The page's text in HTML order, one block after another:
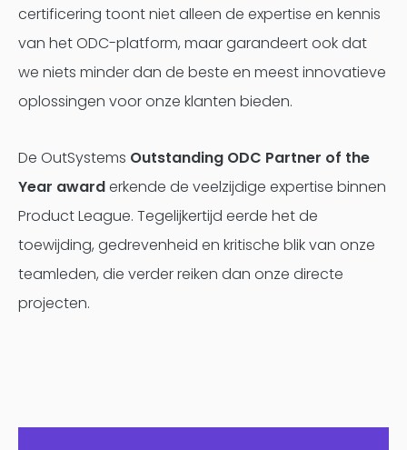
certificering toont niet alleen de expertise en kennis
van het ODC-platform, maar garandeert ook dat
we niets minder dan de beste en meest innovatieve
oplossingen voor onze klanten bieden.
De OutSystems Outstanding ODC Partner of the
Year awarderkende de veelzijdige expertise binnen
Product League. Tegelijkertijd eerde het de
toewijding, gedrevenheid en kritische blik van onze
teamleden, die verder reiken dan onze directe
projecten.